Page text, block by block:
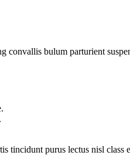
bulum parturient
tincidunt purus lectus nisl